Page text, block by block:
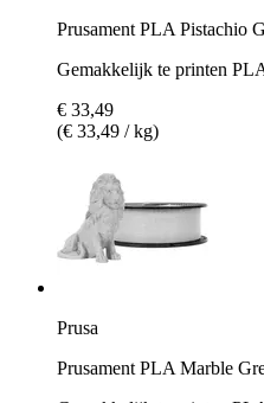
Prusament PLA Pistachio
Gemakkelijk te printen
€ 33,49
(€ 33,49 / kg)
Prusa
Prusament PLA Marble